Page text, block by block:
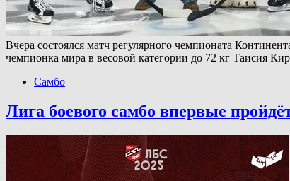
Вчера состоялся матч регулярного чемпионата
чемпионка мира в весовой категории до 72 кг Таисия
Самбо
Лига боевого самбо впервые